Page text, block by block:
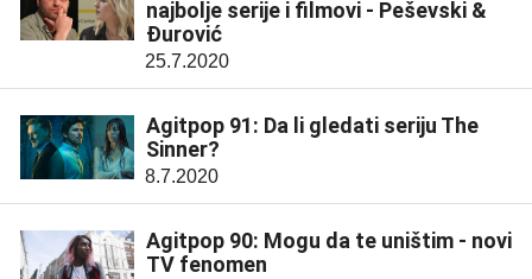
najbolje serije i filmovi - Peševski &
Đurović
25.7.2020
Agitpop 91: Da li gledati seriju The
Sinner?
8.7.2020
Agitpop 90: Mogu da te uništim - novi
TV fenomen